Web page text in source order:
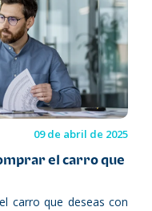
09 de abril de 2025
el carro que
carro que deseas con